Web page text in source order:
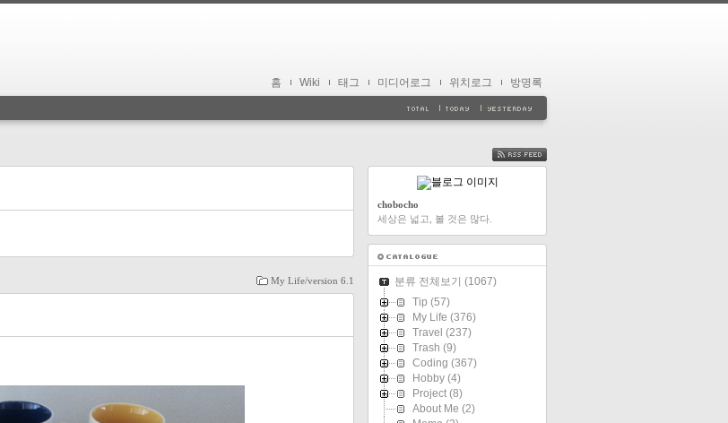
홈 Wiki 태그 미디어로그 위치로그 방명록
My Life/version 6.1
FEED
chobocho
세상은 넓고, 볼 것은 많다.
분류 전체보기 (1067)
Tip (57)
My Life (376)
Travel (237)
Trash (9)
Coding (367)
Hobby (4)
Project (8)
About Me (2)